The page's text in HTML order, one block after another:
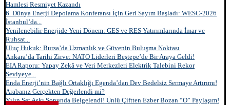
Hamlesi Resmiyet Kazandı
6. Dünya Enerji Depolama Konferansı İçin Geri Sayım Başladı: WESC-2026
İstanbul’da...
Yenilenebilir Enerjide Yeni Dönem: GES ve RES Yatırımlarında İmar ve
Ruhsat...
Uluç Hukuk: Bursa’da Uzmanlık ve Güvenin Buluşma Noktası
Ankara’da Tarihi Zirve: NATO Liderleri Beştepe’de Bir Araya Geldi!
EIA Raporu: Yapay Zekâ ve Veri Merkezleri Elektrik Talebini Rekor
Seviyeye...
Enda Enerji’nin Bağlı Ortaklığı Egenda’dan Dev Bedelsiz Sermaye Artırımı!
Arabanız Gerçekten Değerlendi mi?
Yılın Set Aşkı Sonunda Belgelendi! Ünlü Çiftten Ezber Bozan “O” Paylaşım!